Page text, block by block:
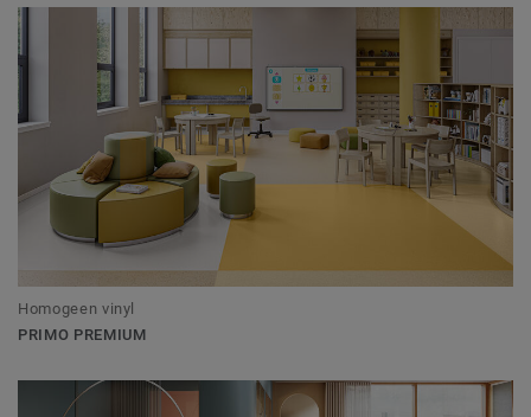
Homogeen vinyl
PRIMO PREMIUM